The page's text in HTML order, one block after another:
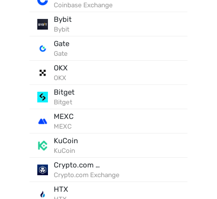
Coinbase Exchange
Bybit
Bybit
Gate
Gate
OKX
OKX
Bitget
Bitget
MEXC
MEXC
KuCoin
KuCoin
Crypto.com Exchange
Crypto.com Exchange
HTX